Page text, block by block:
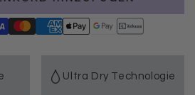
Ultra Dry Technologie